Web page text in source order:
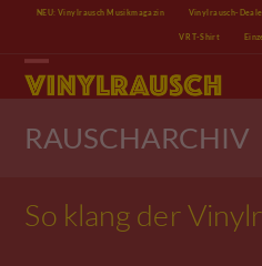
content
NEU: Vinylrausch Musikmagazin Vinylrausch-
VR T-Shirt
Open
mobile
menu
Close
mobile
menu
RAUSCHARCHIV
So klang der